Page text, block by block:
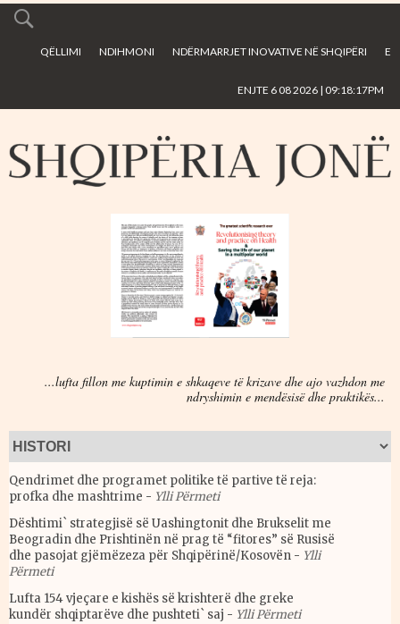
main
QËLLIMI NDIHMONI NDËRMARRJET INOVATIVE NË SHQIPËRI E
ENJTE 6 08 2026 | 09:18:17PM
...lufta fillon me kuptimin e shkaqeve të krizave dhe ajo vazhdon me
ndryshimin e mendësisë dhe praktikës...
Qendrimet dhe programet politike të partive të reja:
profka dhe mashtrime - Ylli Përmeti
Dështimi` strategjisë së Uashingtonit dhe Brukselit me
Beogradin dhe Prishtinën në prag të “fitores” së Rusisë
dhe pasojat gjëmëzeza për Shqipërinë/Kosovën - Ylli
Përmeti
Lufta 154 vjeçare e kishës së krishterë dhe greke
kundër shqiptarëve dhe pushteti` saj - Ylli Përmeti